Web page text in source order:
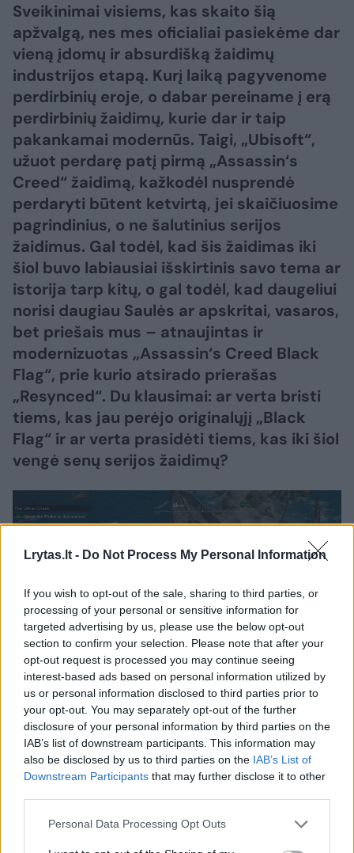
Lrytas.lt - Do Not Process My Personal Information
If you wish to opt-out of the sale, sharing to third parties, or
processing of your personal or sensitive information for
targeted advertising by us, please use the below opt-out
section to confirm your selection. Please note that after your
opt-out request is processed you may continue seeing
interest-based ads based on personal information utilized by
us or personal information disclosed to third parties prior to
your opt-out. You may separately opt-out of the further
disclosure of your personal information by third parties on the
IAB’s list of downstream participants. This information may
also be disclosed by us to third parties on the IAB’s List of
Downstream Participants that may further disclose it to other
Personal Data Processing Opt Outs
Sveikinimai visiems, kas skaito šią
apžvalgą, nes mes oficialiai pasiekėme dar
vieną įdomų ir absurdišką žaidimų
industrijos etapą. Kurį laiką pagyvenome
perdirbinių eroje, o dabar pereiname į erą
perdirbinių žaidimų, kurie dar ir taip
pakankamai modernūs. Taigi, „Ubisoft“,
užuot perdarę patį pirmą „Assassin‘s
Creed“ žaidimą, kažkodėl nusprendė
perdaryti būtent ketvirtą, jei skaičiuosime
pagrindinius, o ne šalutinius serijos
žaidimus. Gal todėl, kad šis žaidimas iki
šiol buvo labiausiai išskirtinis savo tema ar
istorija tarp kitų, o gal todėl, kad daugeliui
norisi daugiau Saulės ar apskritai, vasaros,
bet priešais mus – atnaujintas ir
modernizuotas „Assassin‘s Creed Black
Flag“, prie kurio atsirado prierašas
„Resynced“. Du klausimai: ar verta bristi
tiems, kas jau perėjo originalųjį „Black
Flag“ ir ar verta prasidėti tiems, kas iki šiol
vengė senų serijos žaidimų?
Daugiau nuotraukų (20)
„Assassin‘s Creed“ žaidimus kaip bandeles
kūrėjai pradėjo kepti nuo 2007 metų, o viso
iki šiol išleista 14 pagrindinių serijos dalių. Jei
žaidimais, kurie skirti mobiliems įrenginiams,